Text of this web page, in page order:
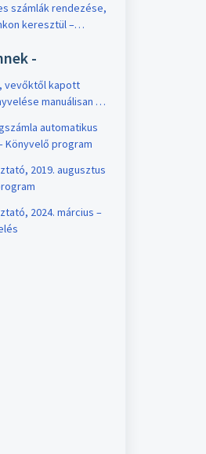
számlák rendezése,
keresztül –
-
vevőktől kapott
manuálisan –
automatikus
Könyvelő program
2019. augusztus
2024. március –